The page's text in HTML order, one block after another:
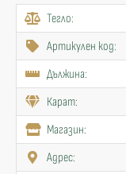
Тегло:
Артикулен код:
Дължина:
Карат:
Mагазин:
Адрес: